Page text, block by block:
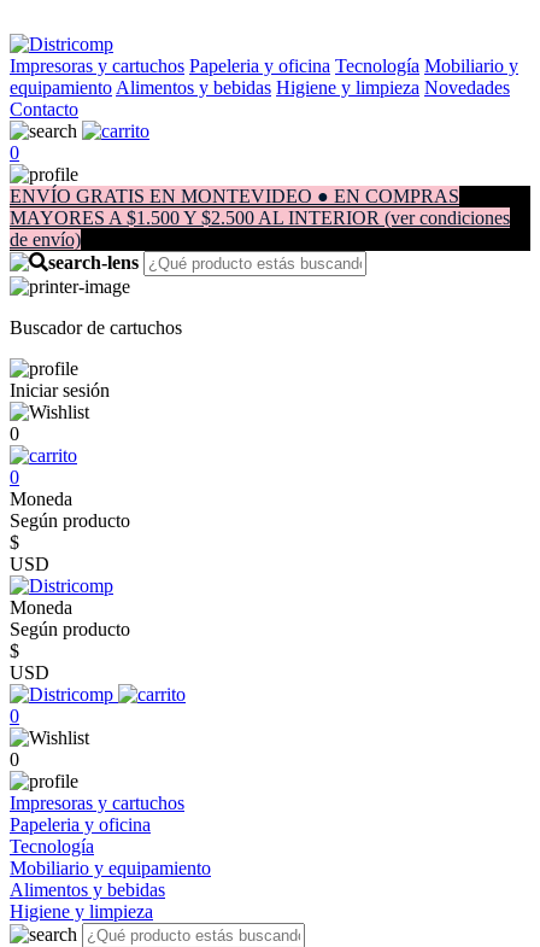
Impresoras y cartuchos Papeleria y oficina Tecnología Mobiliario y
equipamiento Alimentos y bebidas Higiene y limpieza Novedades
Contacto
0
ENVÍO GRATIS EN MONTEVIDEO ● EN COMPRAS
MAYORES A $1.500 Y $2.500 AL INTERIOR (ver condiciones
de envío)
Buscador de cartuchos
Iniciar sesión
0
0
Moneda
Según producto
$
USD
Moneda
Según producto
$
USD
0
0
Impresoras y cartuchos
Papeleria y oficina
Tecnología
Mobiliario y equipamiento
Alimentos y bebidas
Higiene y limpieza